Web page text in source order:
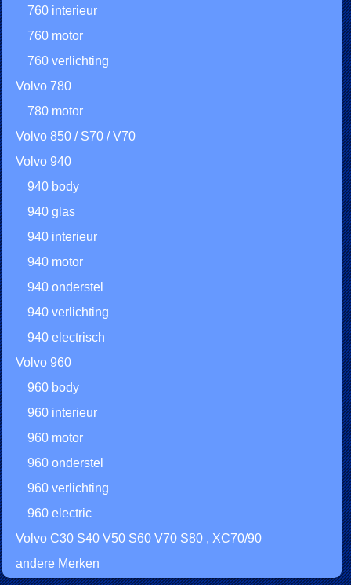
760 interieur
760 motor
760 verlichting
Volvo 780
780 motor
Volvo 850 / S70 / V70
Volvo 940
940 body
940 glas
940 interieur
940 motor
940 onderstel
940 verlichting
940 electrisch
Volvo 960
960 body
960 interieur
960 motor
960 onderstel
960 verlichting
960 electric
Volvo C30 S40 V50 S60 V70 S80 , XC70/90
andere Merken